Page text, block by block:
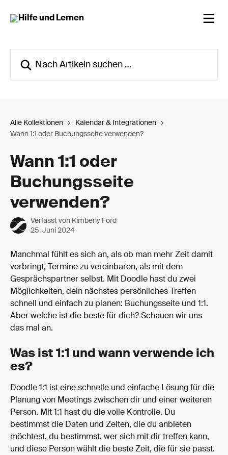
Alle Kollektionen
Kalendar & Integrationen
Wann 1:1 oder Buchungsseite verwenden?
Wann 1:1 oder
Buchungsseite
verwenden?
Verfasst von Kimberly Ford
25. Juni 2024
Manchmal fühlt es sich an, als ob man mehr Zeit damit
verbringt, Termine zu vereinbaren, als mit dem
Gesprächspartner selbst. Mit Doodle hast du zwei
Möglichkeiten, dein nächstes persönliches Treffen
schnell und einfach zu planen: Buchungsseite und 1:1.
Aber welche ist die beste für dich? Schauen wir uns
das mal an.
Was ist 1:1 und wann verwende ich
es?
Doodle 1:1 ist eine schnelle und einfache Lösung für die
Planung von Meetings zwischen dir und einer weiteren
Person. Mit 1:1 hast du die volle Kontrolle. Du
bestimmst die Daten und Zeiten, die du anbieten
möchtest, du bestimmst, wer sich mit dir treffen kann,
und diese Person wählt die beste Zeit, die für sie passt.